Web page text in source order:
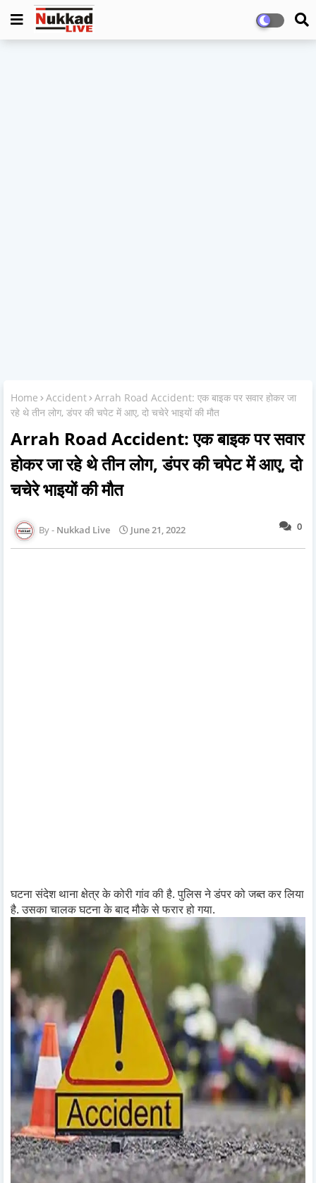
Home Accident Arrah Road Accident: एक बाइक पर सवार होकर जा
रहे थे तीन लोग, डंपर की चपेट में आए, दो चचेरे भाइयों की मौत
Arrah Road Accident: एक बाइक पर सवार
होकर जा रहे थे तीन लोग, डंपर की चपेट में आए, दो
चचेरे भाइयों की मौत
0
Nukkad Live June 21, 2022
घटना संदेश थाना क्षेत्र के कोरी गांव की है. पुलिस ने डंपर को जब्त कर लिया
है. उसका चालक घटना के बाद मौके से फरार हो गया.